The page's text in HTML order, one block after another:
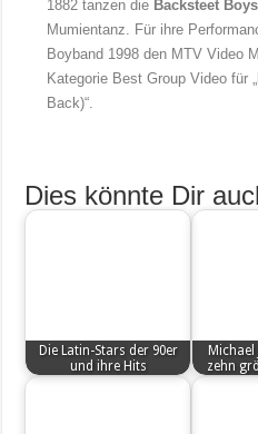
1882 tanzen die Backsteet Boys
Mumientanz. Für ihre
Boyband 1998 den MTV Video
Kategorie Best Group Video für „
Back)“.
Dies könnte Dir
Die Latin-Stars der 90er
und ihre Hits
Michael
zehn